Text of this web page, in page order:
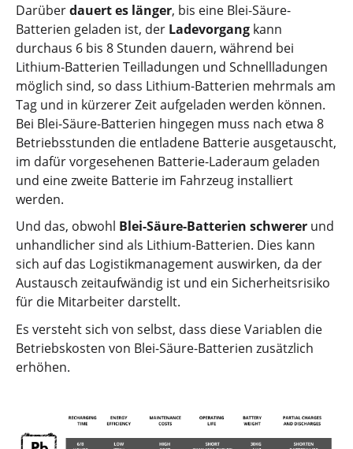
Darüberdauert es länger, bis eine Blei-Säure-
Batterien geladen ist, der Ladevorgang kann
durchaus 6 bis 8 Stunden dauern, während bei
Lithium-Batterien Teilladungen und Schnellladungen
möglich sind, so dass Lithium-Batterien mehrmals am
Tag und in kürzerer Zeit aufgeladen werden können.
Bei Blei-Säure-Batterien hingegen muss nach etwa 8
Betriebsstunden die entladene Batterie ausgetauscht,
im dafür vorgesehenen Batterie-Laderaum geladen
und eine zweite Batterie im Fahrzeug installiert
werden.
Und das, obwohl Blei-Säure-Batterien schwerer und
unhandlicher sind als Lithium-Batterien. Dies kann
sich auf das Logistikmanagement auswirken, da der
Austausch zeitaufwändig ist und ein Sicherheitsrisiko
für die Mitarbeiter darstellt.
Es versteht sich von selbst, dass diese Variablen die
Betriebskosten von Blei-Säure-Batterien zusätzlich
erhöhen.